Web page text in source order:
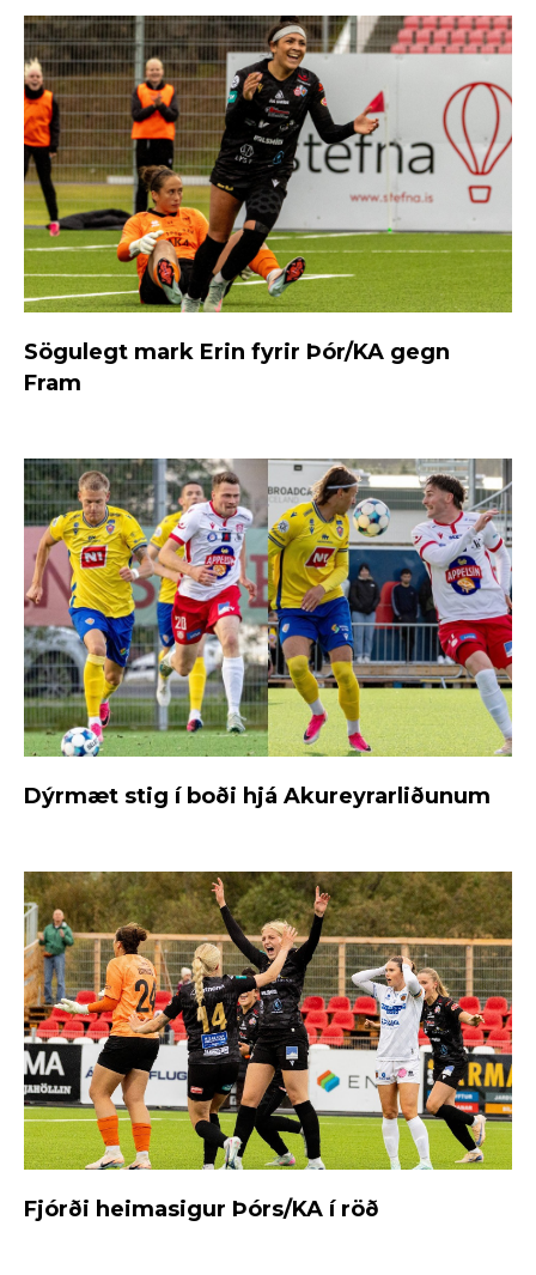
Sögulegt mark Erin fyrir Þór/KA gegn
Fram
Dýrmæt stig í boði hjá Akureyrarliðunum
Fjórði heimasigur Þórs/KA í röð